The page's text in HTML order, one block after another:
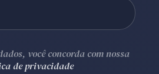
você concorda com nossa
de privacidade